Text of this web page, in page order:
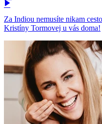
Za Indiou nemusíte nikam
Kristíny Tormovej u vás doma!